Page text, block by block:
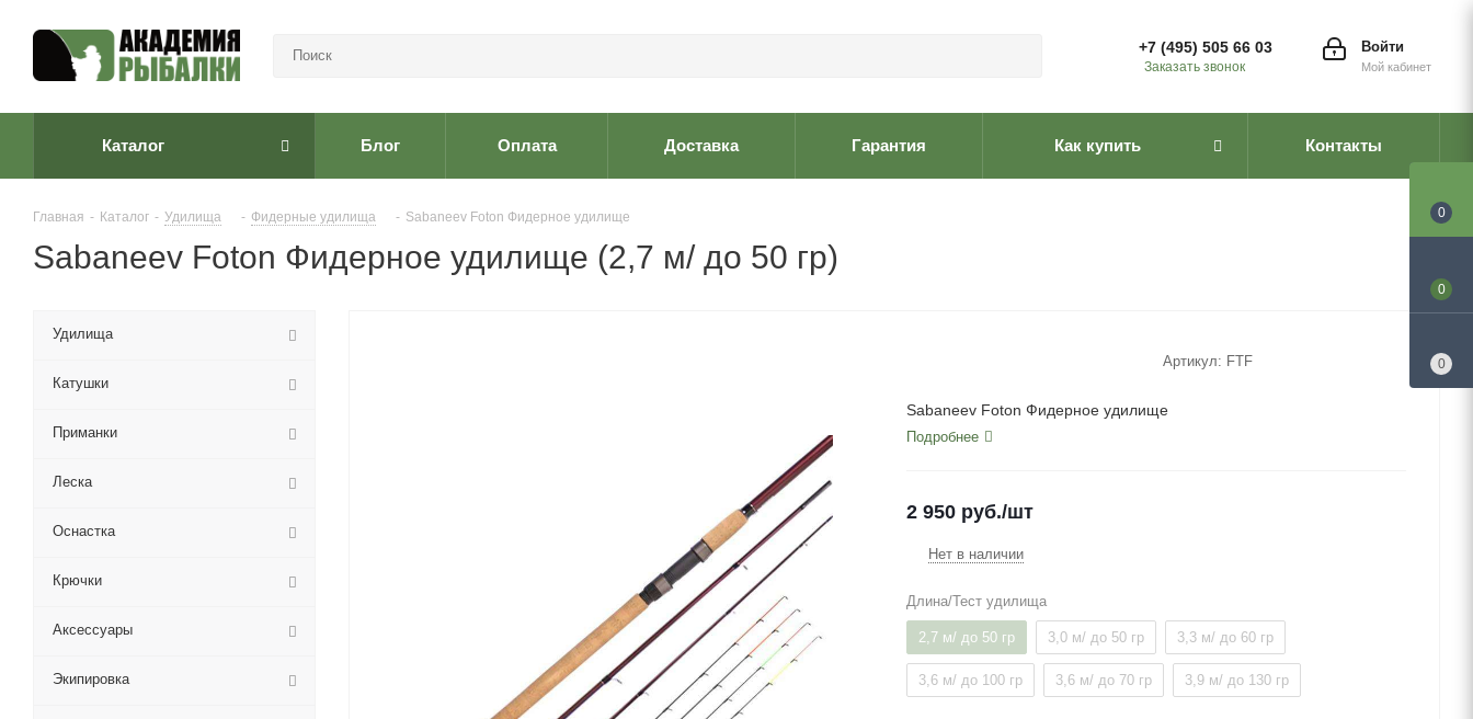
Войти
Мой кабинет
+7 (495) 505 66 03
Заказать звонок
Каталог Блог Оплата Доставка Гарантия Как купить Контакты
Главная - Каталог - Удилища - Фидерные удилища - Sabaneev Foton Фидерное удилище
Sabaneev Foton Фидерное удилище (2,7 м/ до 50 гр)
Артикул: FTF
Sabaneev Foton Фидерное удилище
Подробнее
2 950 руб./шт
Нет в наличии
Длина/Тест удилища
2,7 м/ до 50 гр 3,0 м/ до 50 гр 3,3 м/ до 60 гр
3,6 м/ до 100 гр 3,6 м/ до 70 гр 3,9 м/ до 130 гр
Удилища
Катушки
Приманки
Леска
Оснастка
Крючки
Аксессуары
Экипировка
0
0
0